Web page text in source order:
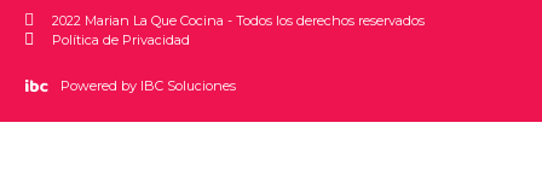
2022 Marian La Que Cocina - Todos los derechos reservados
Política de Privacidad
Powered by IBC Soluciones